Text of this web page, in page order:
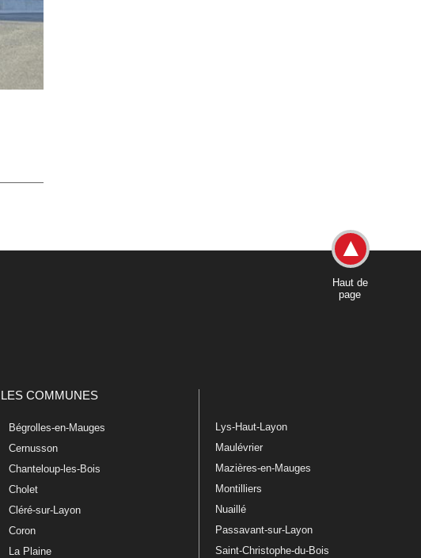
Haut de
page
LES COMMUNES
Bégrolles-en-Mauges
Cernusson
Chanteloup-les-Bois
Cholet
Cléré-sur-Layon
Coron
La Plaine
Lys-Haut-Layon
Maulévrier
Mazières-en-Mauges
Montilliers
Nuaillé
Passavant-sur-Layon
Saint-Christophe-du-Bois